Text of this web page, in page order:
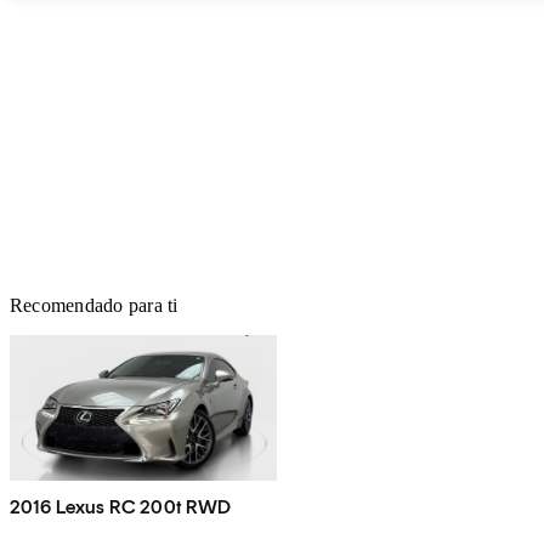
Recomendado para ti
2016 Lexus RC 200t RWD